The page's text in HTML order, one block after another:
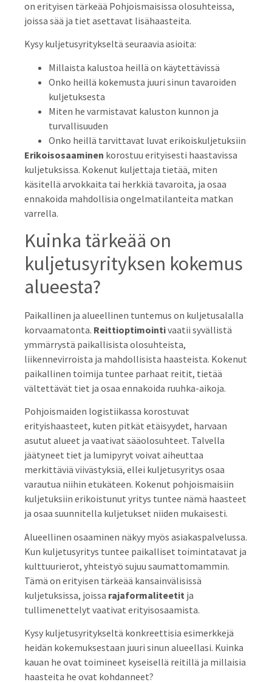
on erityisen tärkeää Pohjoismaisissa olosuhteissa,
joissa sää ja tiet asettavat lisähaasteita.
Kysy kuljetusyritykseltä seuraavia asioita:
Millaista kalustoa heillä on käytettävissä
Onko heillä kokemusta juuri sinun tavaroiden
kuljetuksesta
Miten he varmistavat kaluston kunnon ja
turvallisuuden
Onko heillä tarvittavat luvat erikoiskuljetuksiin
Erikoisosaaminen korostuu erityisesti haastavissa
kuljetuksissa. Kokenut kuljettaja tietää, miten
käsitellä arvokkaita tai herkkiä tavaroita, ja osaa
ennakoida mahdollisia ongelmatilanteita matkan
varrella.
Kuinka tärkeää on
kuljetusyrityksen kokemus
alueesta?
Paikallinen ja alueellinen tuntemus on kuljetusalalla
korvaamatonta. Reittioptimointivaatii syvällistä
ymmärrystä paikallisista olosuhteista,
liikennevirroista ja mahdollisista haasteista. Kokenut
paikallinen toimija tuntee parhaat reitit, tietää
vältettävät tiet ja osaa ennakoida ruuhka-aikoja.
Pohjoismaiden logistiikassa korostuvat
erityishaasteet, kuten pitkät etäisyydet, harvaan
asutut alueet ja vaativat sääolosuhteet. Talvella
jäätyneet tiet ja lumipyryt voivat aiheuttaa
merkittäviä viivästyksiä, ellei kuljetusyritys osaa
varautua niihin etukäteen. Kokenut pohjoismaisiin
kuljetuksiin erikoistunut yritys tuntee nämä haasteet
ja osaa suunnitella kuljetukset niiden mukaisesti.
Alueellinen osaaminen näkyy myös asiakaspalvelussa.
Kun kuljetusyritys tuntee paikalliset toimintatavat ja
kulttuurierot, yhteistyö sujuu saumattomammin.
Tämä on erityisen tärkeää kansainvälisissä
kuljetuksissa, joissa rajaformaliteetit ja
tullimenettelyt vaativat erityisosaamista.
Kysy kuljetusyritykseltä konkreettisia esimerkkejä
heidän kokemuksestaan juuri sinun alueellasi. Kuinka
kauan he ovat toimineet kyseisellä reitillä ja millaisia
haasteita he ovat kohdanneet?